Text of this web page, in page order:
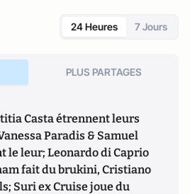
24 Heures 7 Jours
PLUS PARTAGES
Casta étrennent leurs
Paradis & Samuel
le leur; Leonardo di Caprio
fait du brukini, Cristiano
Suri ex Cruise joue du